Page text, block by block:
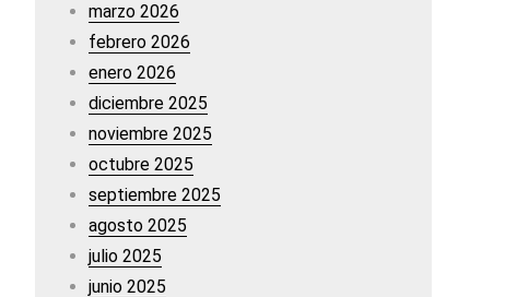
marzo 2026
febrero 2026
enero 2026
diciembre 2025
noviembre 2025
octubre 2025
septiembre 2025
agosto 2025
julio 2025
junio 2025